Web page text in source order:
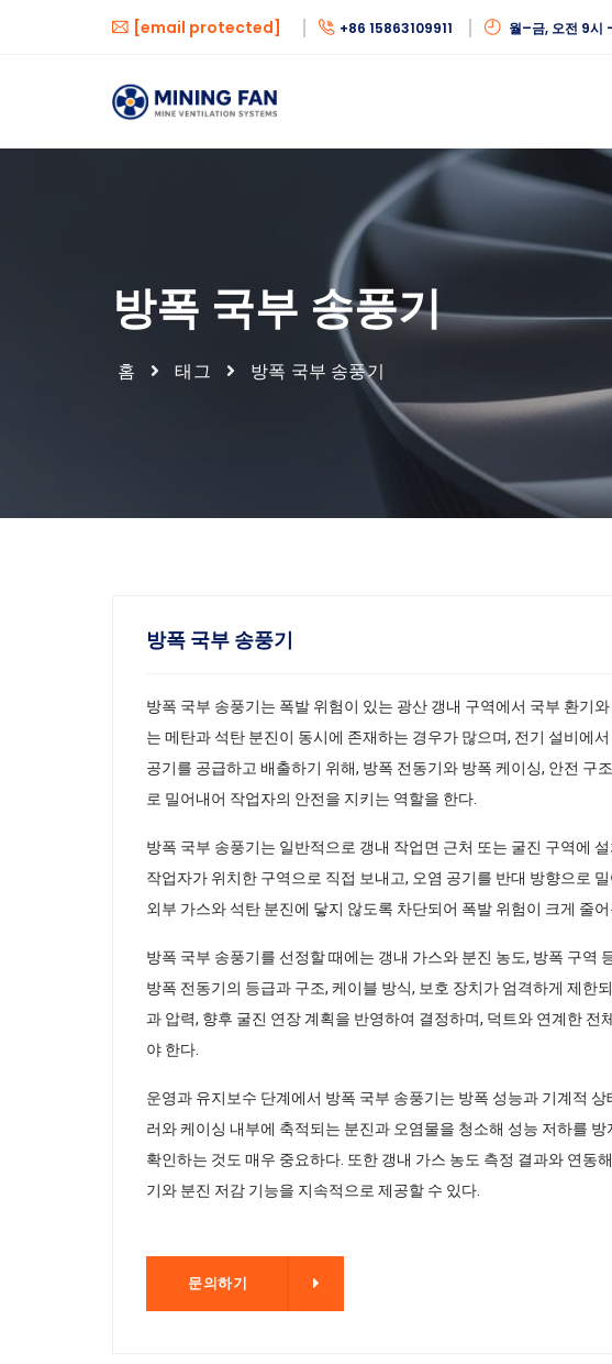
[email protected] +86 15863109911 월–금, 오전 9시
방폭 국부 송풍기
홈 태그 방폭 국부 송풍기
방폭 국부 송풍기
방폭 국부 송풍기는 폭발 위험이 있는 광산 갱내 구역에서 국부 환기
는 메탄과 석탄 분진이 동시에 존재하는 경우가 많으며, 전기 설비에
공기를 공급하고 배출하기 위해, 방폭 전동기와 방폭 케이싱, 안전 구
로 밀어내어 작업자의 안전을 지키는 역할을 한다.
방폭 국부 송풍기는 일반적으로 갱내 작업면 근처 또는 굴진 구역에
작업자가 위치한 구역으로 직접 보내고, 오염 공기를 반대 방향으로
외부 가스와 석탄 분진에 닿지 않도록 차단되어 폭발 위험이 크게 줄
방폭 국부 송풍기를 선정할 때에는 갱내 가스와 분진 농도, 방폭 구역
방폭 전동기의 등급과 구조, 케이블 방식, 보호 장치가 엄격하게 제
과 압력, 향후 굴진 연장 계획을 반영하여 결정하며, 덕트와 연계한
야 한다.
운영과 유지보수 단계에서 방폭 국부 송풍기는 방폭 성능과 기계적
러와 케이싱 내부에 축적되는 분진과 오염물을 청소해 성능 저하를
확인하는 것도 매우 중요하다. 또한 갱내 가스 농도 측정 결과와 연
기와 분진 저감 기능을 지속적으로 제공할 수 있다.
문의하기